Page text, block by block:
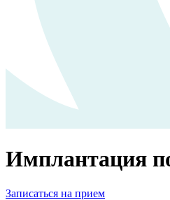
Имплантация
Записаться на прием